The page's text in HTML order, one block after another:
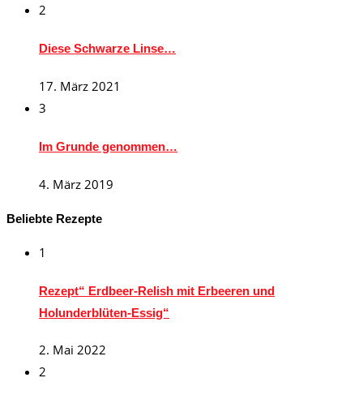
2
Diese Schwarze Linse…
17. März 2021
3
Im Grunde genommen…
4. März 2019
Beliebte Rezepte
1
Rezept“ Erdbeer-Relish mit Erbeeren und
Holunderblüten-Essig“
2. Mai 2022
2